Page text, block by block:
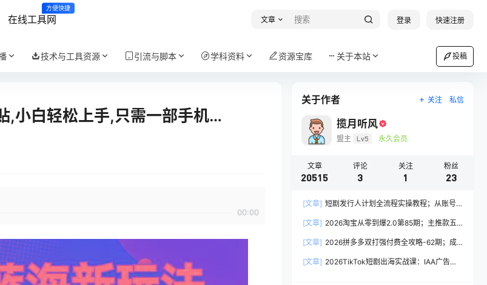
在线工具网
方便快捷
文章 登录 快速注册
技术与工具资源 引流与脚本 学科资料 资源宝库 关于本站 投稿
,小白轻松上手,只需一部手机…
00:00
关于作者 关注 私信
揽月听风
盟主 Lv5 永久会员
文章
20515
评论
3
关注
1
粉丝
23
[文章] 短剧发行人计划全流程实操教程；从账号
手出单
[文章] 2026淘宝从零到爆2.0第85期；主推款五
基础权重
[文章] 2026拼多多双打强付费全攻略-62期；成
劣势与选择策略
[文章] 2026TikTok短剧出海实战课：IAA广告分